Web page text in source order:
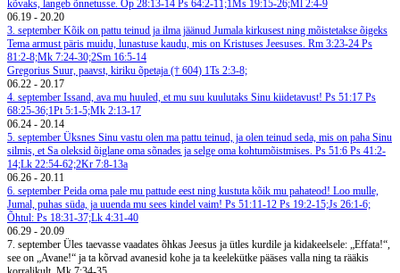
kõvaks, langeb õnnetusse. Õp 28:13-14 Ps 64:2-11;1Ms 19:15-26;Ml 2:4-9
06.19 - 20.20
3. september Kõik on pattu teinud ja ilma jäänud Jumala kirkusest ning mõistetakse õigeks
Tema armust päris muidu, lunastuse kaudu, mis on Kristuses Jeesuses. Rm 3:23-24 Ps
81:2-8;Mk 7:24-30;2Sm 16:5-14
Gregorius Suur, paavst, kiriku õpetaja († 604) 1Ts 2:3-8;
06.22 - 20.17
4. september Issand, ava mu huuled, et mu suu kuulutaks Sinu kiidetavust! Ps 51:17 Ps
68:25-36;1Pt 5:1-5;Mk 2:13-17
06.24 - 20.14
5. september Üksnes Sinu vastu olen ma pattu teinud, ja olen teinud seda, mis on paha Sinu
silmis, et Sa oleksid õiglane oma sõnades ja selge oma kohtumõistmises. Ps 51:6 Ps 41:2-
14;Lk 22:54-62;2Kr 7:8-13a
06.26 - 20.11
6. september Peida oma pale mu pattude eest ning kustuta kõik mu pahateod! Loo mulle,
Jumal, puhas süda, ja uuenda mu sees kindel vaim! Ps 51:11-12 Ps 19:2-15;Js 26:1-6;
Õhtul: Ps 18:31-37;Lk 4:31-40
06.29 - 20.09
7. september Üles taevasse vaadates õhkas Jeesus ja ütles kurdile ja kidakeelsele: „Effata!“,
see on „Avane!“ ja ta kõrvad avanesid kohe ja ta keelekütke pääses valla ning ta rääkis